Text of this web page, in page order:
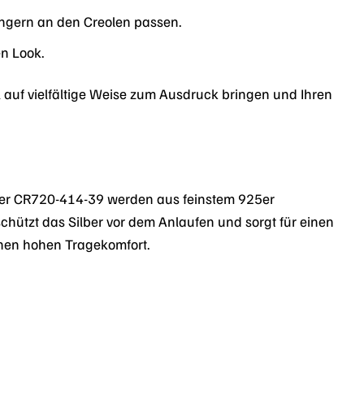
an den Creolen passen.
Look.
vielfältige Weise zum Ausdruck bringen und Ihren
CR720-414-39 werden aus feinstem 925er
das Silber vor dem Anlaufen und sorgt für einen
hohen Tragekomfort.